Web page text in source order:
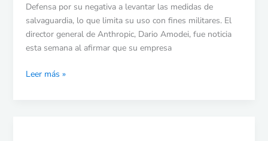
Defensa por su negativa a levantar las medidas de
salvaguardia, lo que limita su uso con fines militares. El
director general de Anthropic, Dario Amodei, fue noticia
esta semana al afirmar que su empresa
Claude
AI
Leer más »